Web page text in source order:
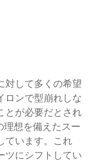
対して多くの希望
ロンで型崩れしな
とが必要だとされ
理想を備えたスー
ています。これ
ツにシフトしてい